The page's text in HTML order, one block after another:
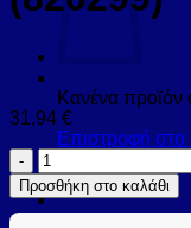
Κανένα προϊόν
Επιστροφή στο
31,94 €
Άγκιστρο
μπάνιου
διπλό
Προσθήκη στο καλάθι